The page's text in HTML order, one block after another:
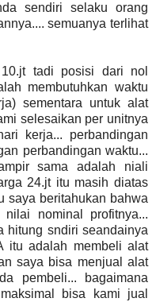
sendiri selaku orang
semuanya terlihat
tadi posisi dari nol
membutuhkan waktu
sementara untuk alat
selesaikan per unitnya
kerja... perbandingan
perbandingan waktu...
sama adalah niali
24.jt itu masih diatas
saya beritahukan bahwa
nominal profitnya...
hitung sndiri seandainya
itu adalah membeli alat
saya bisa menjual alat
pembeli... bagaimana
bisa kami jual